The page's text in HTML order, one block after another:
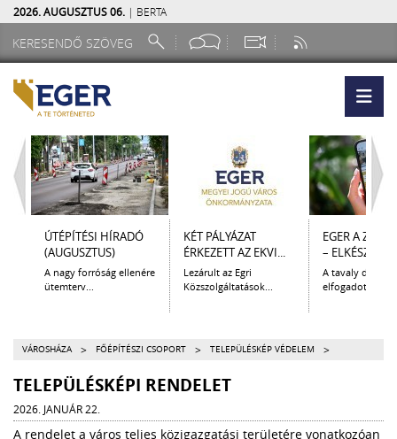
2026. AUGUSZTUS 06. | BERTA
ÚTÉPÍTÉSI HÍRADÓ
(AUGUSZTUS)
A nagy forróság ellenére
ütemterv...
KÉT PÁLYÁZAT
ÉRKEZETT AZ EKVI...
Lezárult az Egri
Közszolgáltatások...
EGER A
– ELKÉSZÜLT
A tavaly
elfogadott
VÁROSHÁZA > FŐÉPÍTÉSZI CSOPORT > TELEPÜLÉSKÉP VÉDELEM >
TELEPÜLÉSKÉPI RENDELET
2026. JANUÁR 22.
A rendelet a város teljes közigazgatási területére vonatkozóan